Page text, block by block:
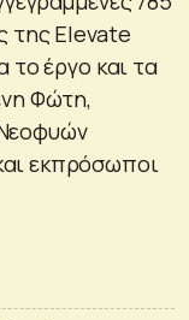
της Elevate
το έργο και τα
Φώτη,
εκπρόσωποι